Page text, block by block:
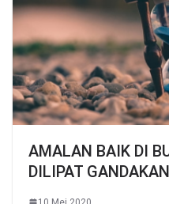
AMALAN BAIK DI
DILIPAT